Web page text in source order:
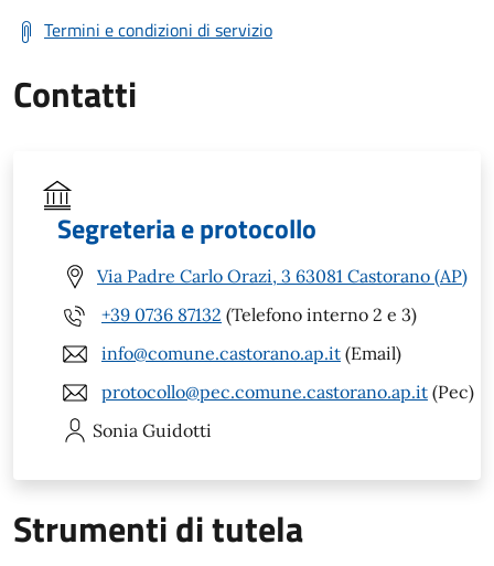
Termini e condizioni di servizio
Contatti
Segreteria e protocollo
Via Padre Carlo Orazi, 3 63081 Castorano (AP)
+39 0736 87132 (Telefono interno 2 e 3)
info@comune.castorano.ap.it (Email)
protocollo@pec.comune.castorano.ap.it (Pec)
Sonia Guidotti
Strumenti di tutela